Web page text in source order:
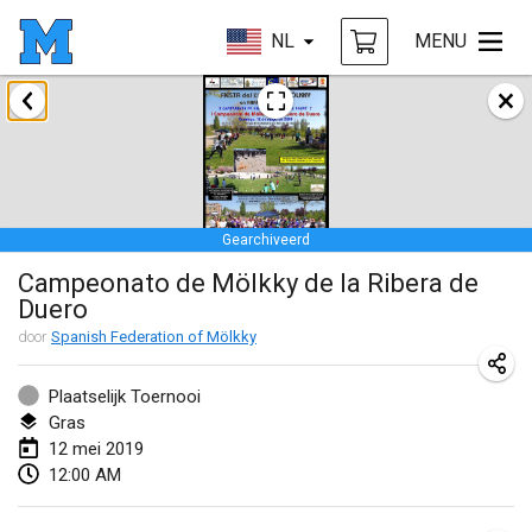
NL MENU
Gearchiveerd
Campeonato de Mölkky de la Ribera de
Duero
door Spanish Federation of Mölkky
Plaatselijk Toernooi
Gras
12 mei 2019
12:00 AM
januari 2019
New Year's Throw Mölkky
Tsjechië
Tournoi Mixte ASPTTOM
20 jan. 2019| Frankrijk
Tournoi d'Hiver
26 jan. 2019|Frankrijk
Liekki Cup
26 jan. 2019
Tournoi de Mölkky - Lesfous Dubâtonvaigeois